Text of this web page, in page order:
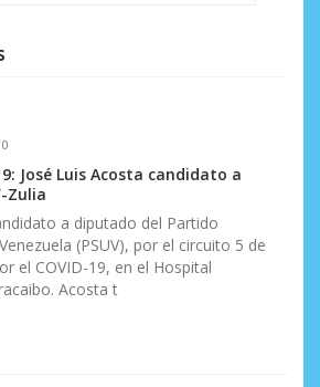
0
José Luis Acosta candidato a
Zulia
a diputado del Partido
(PSUV), por el circuito 5 de
el COVID-19, en el Hospital
Acosta t